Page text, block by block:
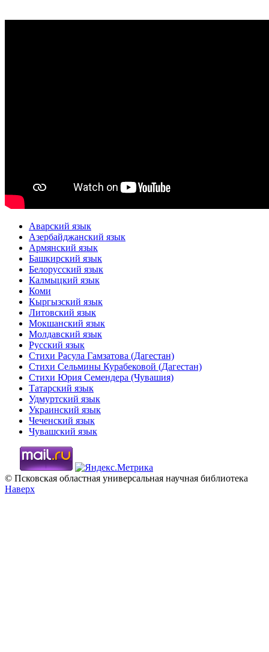
Аварский язык
Азербайджанский язык
Армянский язык
Башкирский язык
Белорусский язык
Калмыцкий язык
Коми
Кыргызский язык
Литовский язык
Мокшанский язык
Молдавский язык
Русский язык
Стихи Расула Гамзатова (Дагестан)
Стихи Сельмины Курабековой (Дагестан)
Стихи Юрия Семендера (Чувашия)
Татарский язык
Удмуртский язык
Украинский язык
Чеченский язык
Чувашский язык
© Псковская областная универсальная научная библиотека
Наверх